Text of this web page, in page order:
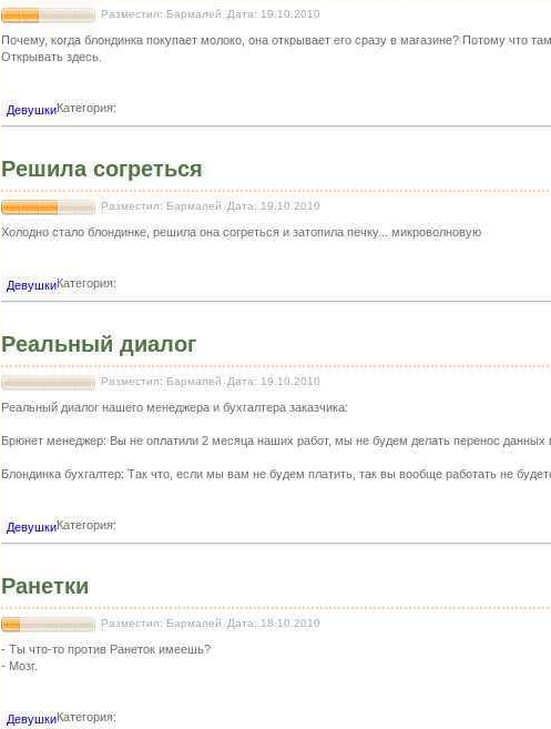
Разместил: Бармалей Дата: 19.10.2010
Почему, когда блондинка покупает молоко, она открывает его сразу в магазине? Потому что
Открывать здесь.
Категория:
Девушки
Решила согреться
Разместил: Бармалей Дата: 19.10.2010
Холодно стало блондинке, решила она согреться и затопила печку... микроволновую
Категория:
Девушки
Реальный диалог
Разместил: Бармалей Дата: 19.10.2010
Реальный диалог нашего менеджера и бухгалтера заказчика:
Брюнет менеджер: Вы не оплатили 2 месяца наших работ, мы не будем делать перенос данных
Блондинка бухгалтер: Так что, если мы вам не будем платить, так вы вообще работать не
Категория:
Девушки
Ранетки
Разместил: Бармалей Дата: 18.10.2010
- Ты что-то против Ранеток имеешь?
- Мозг.
Категория:
Девушки